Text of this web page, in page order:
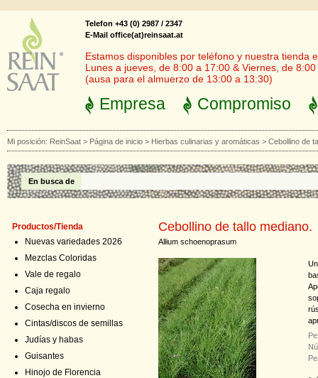
Telefon +43 (0) 2987 / 2347
E-Mail office(at)reinsaat.at
Estamos disponibles por teléfono y nuestra tienda
Lunes a jueves, de 8:00 a 17:00 & Viernes, de
(ausa para el almuerzo de 13:00 a 13:30)
Empresa Compromiso
Mi posición: ReinSaat > Página de inicio > Hierbas culinarias y aromáticas > Cebollino de
En busca de
Productos/Tienda
Nuevas variedades 2026
Mezclas Coloridas
Vale de regalo
Caja regalo
Cosecha en invierno
Cintas/discos de semillas
Judías y habas
Guisantes
Hinojo de Florencia
Cebollino de tallo mediano.
Allium schoenoprasum